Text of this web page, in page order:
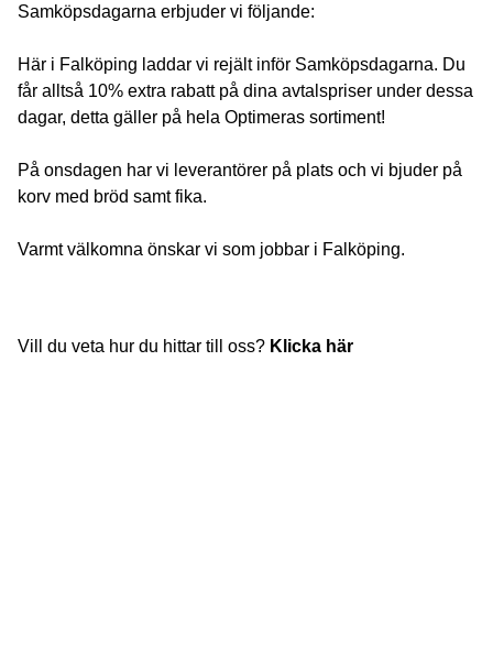
Samköpsdagarna erbjuder vi följande:
Här i Falköping laddar vi rejält inför Samköpsdagarna. Du
får alltså 10% extra rabatt på dina avtalspriser under dessa
dagar, detta gäller på hela Optimeras sortiment!
På onsdagen har vi leverantörer på plats och vi bjuder på
korv med bröd samt fika.
Varmt välkomna önskar vi som jobbar i Falköping.
Vill du veta hur du hittar till oss? Klicka här